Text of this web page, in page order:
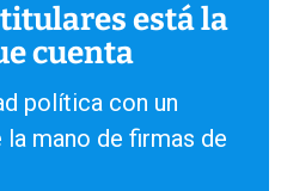
está la
cuenta
política con un
mano de firmas de